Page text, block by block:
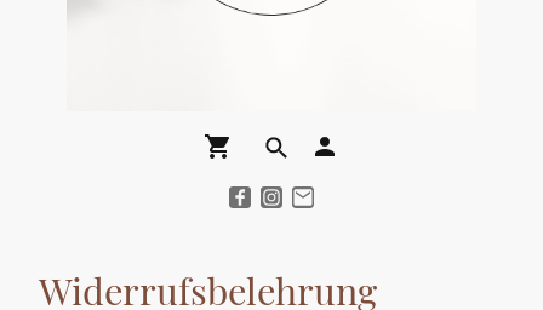
Widerrufsbelehrung